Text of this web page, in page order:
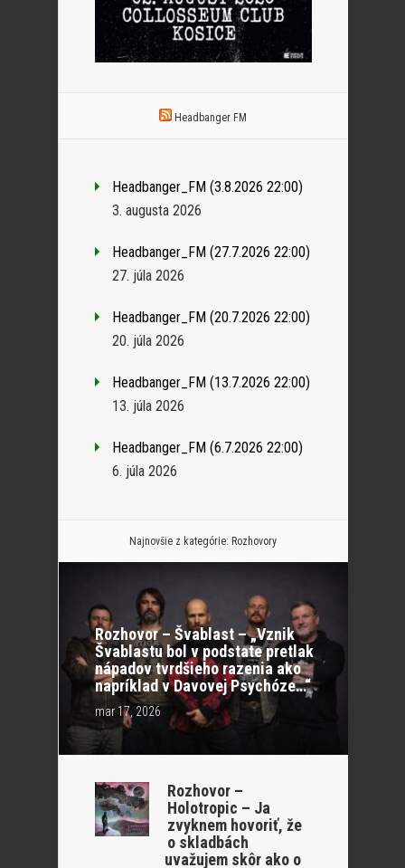
Headbanger FM
Headbanger_FM (3.8.2026 22:00)
3. augusta 2026
Headbanger_FM (27.7.2026 22:00)
27. júla 2026
Headbanger_FM (20.7.2026 22:00)
20. júla 2026
Headbanger_FM (13.7.2026 22:00)
13. júla 2026
Headbanger_FM (6.7.2026 22:00)
6. júla 2026
Najnovšie z kategórie: Rozhovory
Rozhovor – Švablast – „Vznik
Švablastu bol v podstate pretlak
nápadov tvrdšieho razenia ako
napríklad v Davovej Psychóze…“
mar 17, 2026
Rozhovor –
Holotropic – Ja
zvyknem hovoriť, že
o skladbách
uvažujem skôr ako o